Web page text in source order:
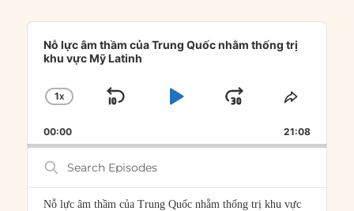
Audio
Player
Nỗ lực âm thầm của Trung Quốc nhằm thống trị
khu vực Mỹ Latinh
CHANGE
RATE
1X
SKIP
PLAYJUMP
FORWARD
SHARE
00:00 21:08
Search
Episodes
Nỗ lực âm thầm của Trung Quốc nhằm thống trị khu vực